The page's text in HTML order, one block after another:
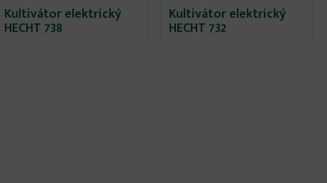
Kultivátor elektrický
HECHT 738
Kultivátor elektrický
HECHT 732